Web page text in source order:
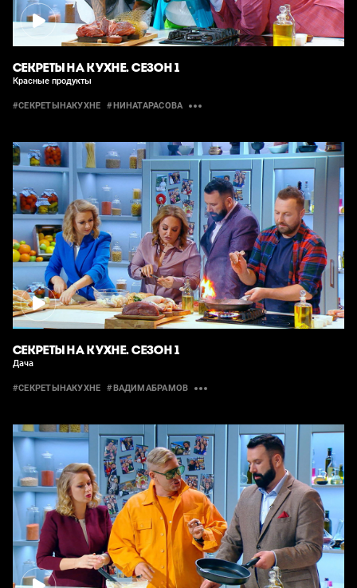
СЕКРЕТЫ НА КУХНЕ. СЕЗОН 1
Красные продукты
#СЕКРЕТЫНАКУХНЕ #НИНАТАРАСОВА
СЕКРЕТЫ НА КУХНЕ. СЕЗОН 1
Дача
#СЕКРЕТЫНАКУХНЕ #ВАДИМАБРАМОВ